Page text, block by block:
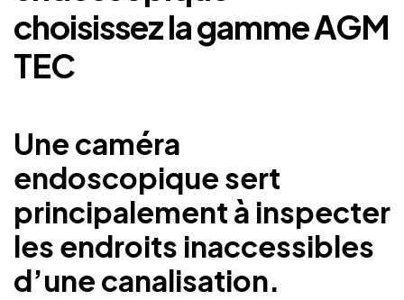
choisissez la gamme AGM
TEC
Une caméra
endoscopique sert
principalement à inspecter
les endroits inaccessibles
d’une canalisation.